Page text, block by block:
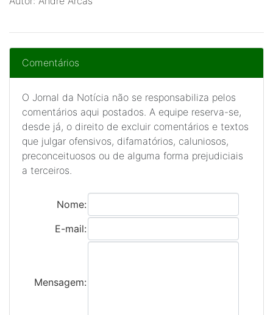
Comentários
O Jornal da Notícia não se responsabiliza pelos
comentários aqui postados. A equipe reserva-se,
desde já, o direito de excluir comentários e textos
que julgar ofensivos, difamatórios, caluniosos,
preconceituosos ou de alguma forma prejudiciais
a terceiros.
Nome:
E-mail:
Mensagem: